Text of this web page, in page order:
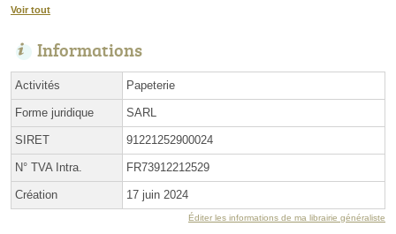
Voir tout
Informations
Activités Papeterie
Forme juridique SARL
SIRET 91221252900024
N° TVA Intra. FR73912212529
Création 17 juin 2024
Éditer les informations de ma librairie généraliste